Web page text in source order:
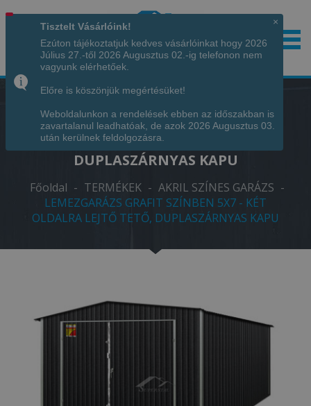
Hívjon minket!+36 70 7342034
LEMEZGARÁZS GRAFIT SZÍNBEN 5X7 -
KÉT OLDALRA LEJTŐ TETŐ,
DUPLASZÁRNYAS KAPU
Főoldal - TERMÉKEK - AKRIL SZÍNES GARÁZS -
LEMEZGARÁZS GRAFIT SZÍNBEN 5X7 - KÉT
OLDALRA LEJTŐ TETŐ, DUPLASZÁRNYAS KAPU
×
Tisztelt Vásárlóink!
Ezúton tájékoztatjuk kedves vásárlóinkat hogy 2026
Július 27.-től 2026 Augusztus 02.-ig telefonon nem
vagyunk elérhetőek.
Előre is köszönjük megértésüket!
Weboldalunkon a rendelések ebben az időszakban is
zavartalanul leadhatóak, de azok 2026 Augusztus 03.
után kerülnek feldolgozásra.